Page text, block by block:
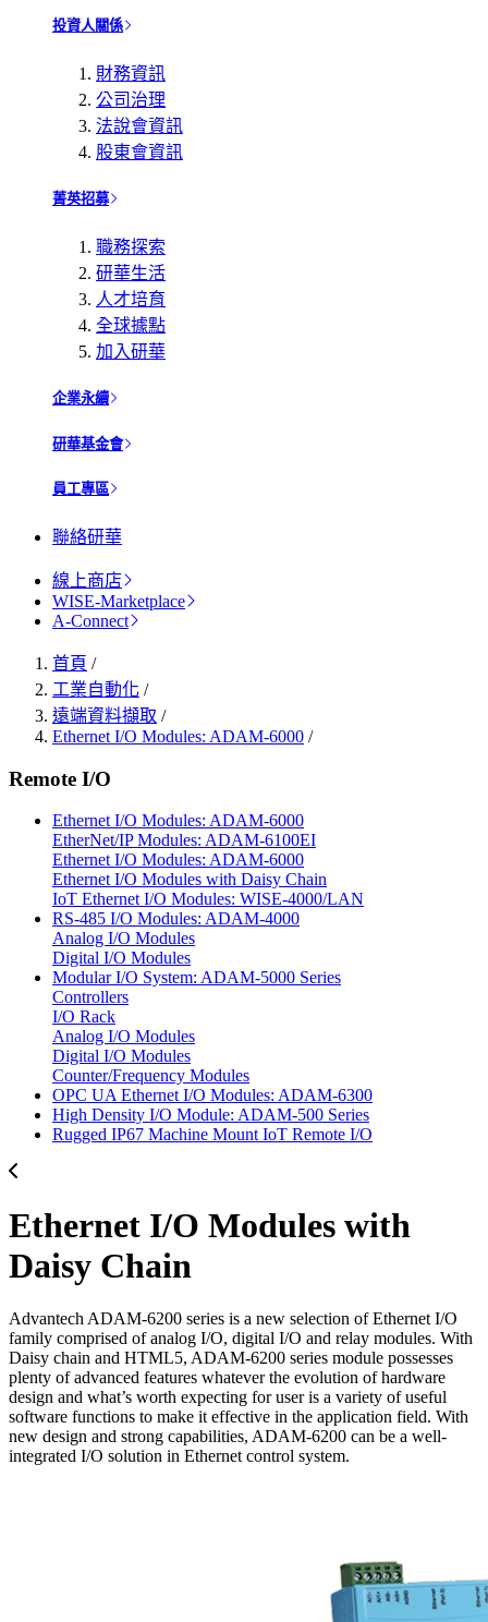
投資人關係
財務資訊
公司治理
法說會資訊
股東會資訊
菁英招募
職務探索
研華生活
人才培育
全球據點
加入研華
企業永續
研華基金會
員工專區
聯絡研華
線上商店
WISE-Marketplace
A-Connect
首頁 /
工業自動化 /
遠端資料擷取 /
Ethernet I/O Modules: ADAM-6000 /
Remote I/O
Ethernet I/O Modules: ADAM-6000
EtherNet/IP Modules: ADAM-6100EI
Ethernet I/O Modules: ADAM-6000
Ethernet I/O Modules with Daisy Chain
IoT Ethernet I/O Modules: WISE-4000/LAN
RS-485 I/O Modules: ADAM-4000
Analog I/O Modules
Digital I/O Modules
Modular I/O System: ADAM-5000 Series
Controllers
I/O Rack
Analog I/O Modules
Digital I/O Modules
Counter/Frequency Modules
OPC UA Ethernet I/O Modules: ADAM-6300
High Density I/O Module: ADAM-500 Series
Rugged IP67 Machine Mount IoT Remote I/O
Ethernet I/O Modules with
Daisy Chain
Advantech ADAM-6200 series is a new selection of Ethernet I/O
family comprised of analog I/O, digital I/O and relay modules. With
Daisy chain and HTML5, ADAM-6200 series module possesses
plenty of advanced features whatever the evolution of hardware
design and what’s worth expecting for user is a variety of useful
software functions to make it effective in the application field. With
new design and strong capabilities, ADAM-6200 can be a well-
integrated I/O solution in Ethernet control system.